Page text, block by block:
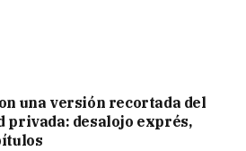
una versión recortada del
privada: desalojo exprés,